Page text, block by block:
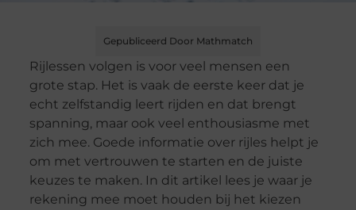
Gepubliceerd Door Mathmatch
Rijlessen volgen is voor veel mensen een
grote stap. Het is vaak de eerste keer dat je
echt zelfstandig leert rijden en dat brengt
spanning, maar ook veel enthousiasme met
zich mee. Goede informatie over rijles helpt je
om met vertrouwen te starten en de juiste
keuzes te maken. In dit artikel lees je waar je
rekening mee moet houden bij het kiezen